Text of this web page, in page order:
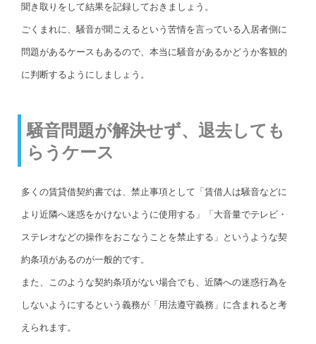
聞き取りをして結果を記録しておきましょう。
ごくまれに、騒音が聞こえるという苦情を言っている入居者側に
問題があるケースもあるので、本当に騒音があるかどうか客観的
に判断するようにしましょう。
騒音問題が解決せず、退去しても
らうケース
多くの賃貸借契約書では、禁止事項として「賃借人は騒音などに
より近隣へ迷惑をかけないように使用する」「大音量でテレビ・
ステレオなどの操作をおこなうことを禁止する」というような契
約条項があるのが一般的です。
また、このような契約条項がない場合でも、近隣への迷惑行為を
しないようにするという義務が「用法遵守義務」に含まれると考
えられます。